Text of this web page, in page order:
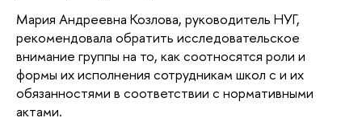
Мария Андреевна Козлова, руководитель НУГ,
рекомендовала обратить исследовательское
внимание группы на то, как соотносятся роли и
формы их исполнения сотрудникам школ с и их
обязанностями в соответствии с нормативными
актами.